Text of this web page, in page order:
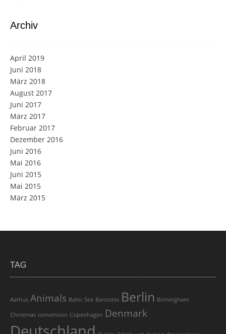
Archiv
April 2019
Juni 2018
März 2018
August 2017
Juni 2017
März 2017
Februar 2017
Dezember 2016
Juni 2016
Mai 2016
Juni 2015
Mai 2015
März 2015
TAG
Aarhus Animals Baltic Sea Barcomis Berlin Birmingham
Christmas convention Copenhagen Denmark